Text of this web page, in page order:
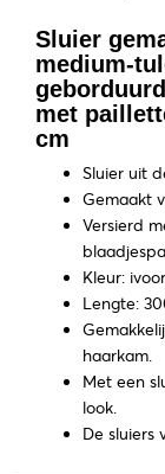
Sluier
medium-
met
cm
Sluier uit
Gemaakt
Versierd
Kleur:
Lengte:
haarkam.
Met een
look.
De sluiers